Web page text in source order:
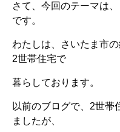
さて、今回のテーマは
です。
わたしは、さいたま市
2世帯住宅で
暮らしております。
以前のブログで、2世帯
ましたが、